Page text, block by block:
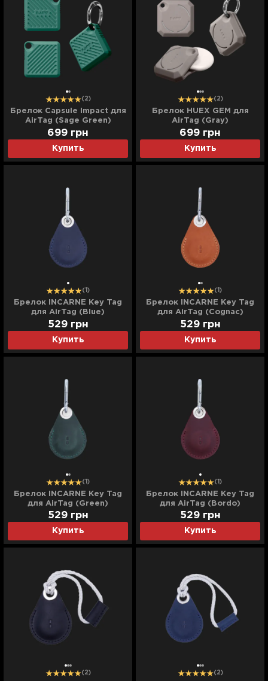
(2)
Брелок Capsule Impact для
AirTag (Sage Green)
Купить
699 грн
(2)
Брелок HUEX GEM для
AirTag (Gray)
Купить
699 грн
(1)
Брелок INCARNE Key Tag
для AirTag (Blue)
Купить
529 грн
(1)
Брелок INCARNE Key Tag
для AirTag (Cognac)
Купить
529 грн
(1)
Брелок INCARNE Key Tag
для AirTag (Green)
Купить
529 грн
(1)
Брелок INCARNE Key Tag
для AirTag (Bordo)
Купить
529 грн
(2) (2)